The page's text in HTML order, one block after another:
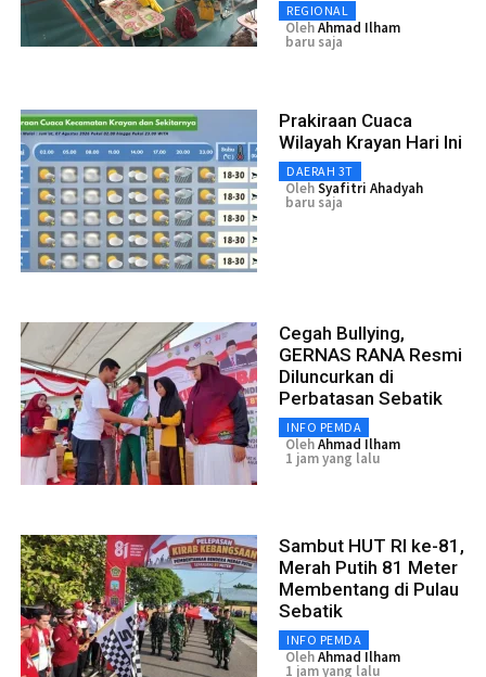
REGIONAL
OlehAhmad Ilham
baru saja
Prakiraan Cuaca
Wilayah Krayan Hari Ini
DAERAH 3T
OlehSyafitri Ahadyah
baru saja
Cegah Bullying,
GERNAS RANA Resmi
Diluncurkan di
Perbatasan Sebatik
INFO PEMDA
OlehAhmad Ilham
1 jam yang lalu
Sambut HUT RI ke-81,
Merah Putih 81 Meter
Membentang di Pulau
Sebatik
INFO PEMDA
OlehAhmad Ilham
1 jam yang lalu